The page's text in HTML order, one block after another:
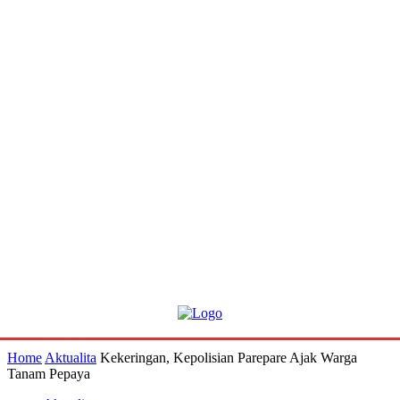
Home Aktualita Kekeringan, Kepolisian Parepare Ajak Warga
Tanam Pepaya